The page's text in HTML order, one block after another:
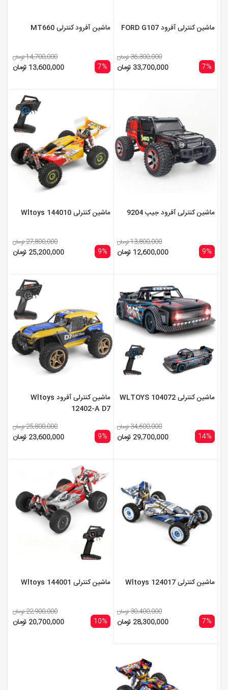
ماشین کنترلی آفرود FORD G107
7%
36,300,000 تومان
33,700,000 تومان
ماشین آفرود کنترلی MT660
7%
14,700,000 تومان
13,600,000 تومان
ماشین کنترلی آفرود جیپ 9204
9%
13,800,000 تومان
12,600,000 تومان
ماشین کنترلی Wltoys 144010
9%
27,800,000 تومان
25,200,000 تومان
ماشین کنترلی WLTOYS 104072
14%
34,600,000 تومان
29,700,000 تومان
ماشین کنترلی آفرود Wltoys
12402-A D7
9%
25,800,000 تومان
23,600,000 تومان
ماشین کنترلی Wltoys 124017
7%
30,400,000 تومان
28,300,000 تومان
ماشین کنترلی Wltoys 144001
10%
22,900,000 تومان
20,700,000 تومان